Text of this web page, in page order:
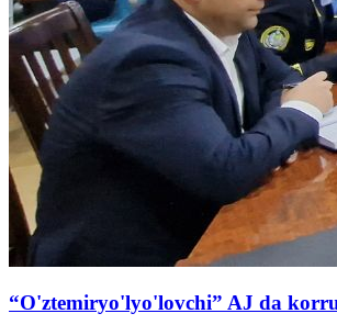
“O'ztemiryo'lyo'lovchi” AJ da